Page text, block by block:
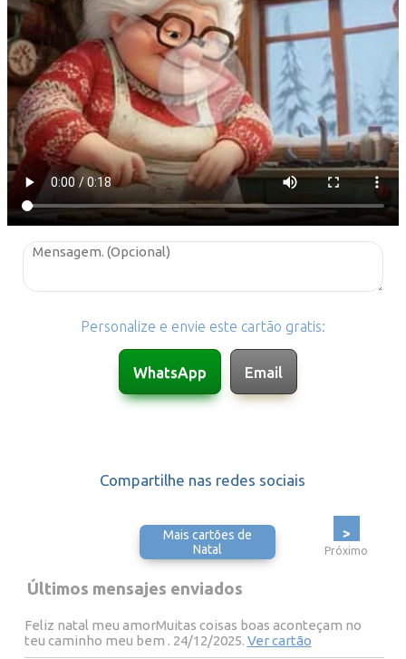
Personalize e envie este cartão gratis:
Compartilhe nas redes sociais
Mais cartões de
Natal
>
Próximo
Últimos mensajes enviados
Feliz natal meu amorMuitas coisas boas aconteçam no
teu caminho meu bem . 24/12/2025. Ver cartão